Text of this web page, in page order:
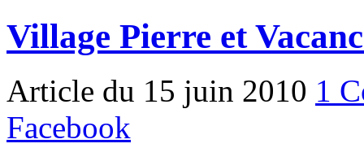
Village Pierre et
Article du 15 juin 2010 1
Facebook